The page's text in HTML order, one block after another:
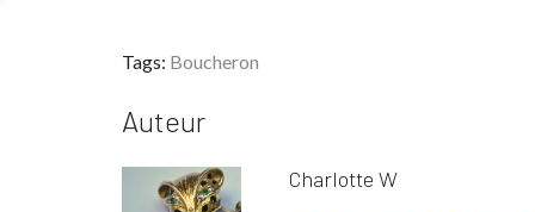
Tags: Boucheron
Auteur
Charlotte W